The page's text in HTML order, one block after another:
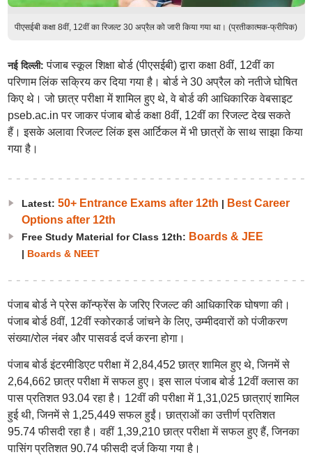
पीएसईबी कक्षा 8वीं, 12वीं का रिजल्ट 30 अप्रैल को जारी किया गया था। (प्रतीकात्मक-फ्रीपिक)
नई दिल्ली: पंजाब स्कूल शिक्षा बोर्ड (पीएसईबी) द्वारा कक्षा 8वीं, 12वीं का
परिणाम लिंक सक्रिय कर दिया गया है। बोर्ड ने 30 अप्रैल को नतीजे घोषित
किए थे। जो छात्र परीक्षा में शामिल हुए थे, वे बोर्ड की आधिकारिक वेबसाइट
pseb.ac.in पर जाकर पंजाब बोर्ड कक्षा 8वीं, 12वीं का रिजल्ट देख सकते
हैं। इसके अलावा रिजल्ट लिंक इस आर्टिकल में भी छात्रों के साथ साझा किया
गया है।
Latest: 50+ Entrance Exams after 12th | Best Career
Options after 12th
Free Study Material for Class 12th: Boards & JEE
| Boards & NEET
पंजाब बोर्ड ने प्रेस कॉन्फ्रेंस के जरिए रिजल्ट की आधिकारिक घोषणा की।
पंजाब बोर्ड 8वीं, 12वीं स्कोरकार्ड जांचने के लिए, उम्मीदवारों को पंजीकरण
संख्या/रोल नंबर और पासवर्ड दर्ज करना होगा।
पंजाब बोर्ड इंटरमीडिएट परीक्षा में 2,84,452 छात्र शामिल हुए थे, जिनमें से
2,64,662 छात्र परीक्षा में सफल हुए। इस साल पंजाब बोर्ड 12वीं क्लास का
पास प्रतिशत 93.04 रहा है। 12वीं की परीक्षा में 1,31,025 छात्राएं शामिल
हुई थी, जिनमें से 1,25,449 सफल हुईं। छात्राओं का उत्तीर्ण प्रतिशत
95.74 फीसदी रहा है। वहीं 1,39,210 छात्र परीक्षा में सफल हुए हैं, जिनका
पासिंग प्रतिशत 90.74 फीसदी दर्ज किया गया है।